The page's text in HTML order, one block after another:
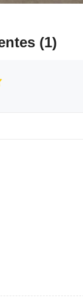
(1)